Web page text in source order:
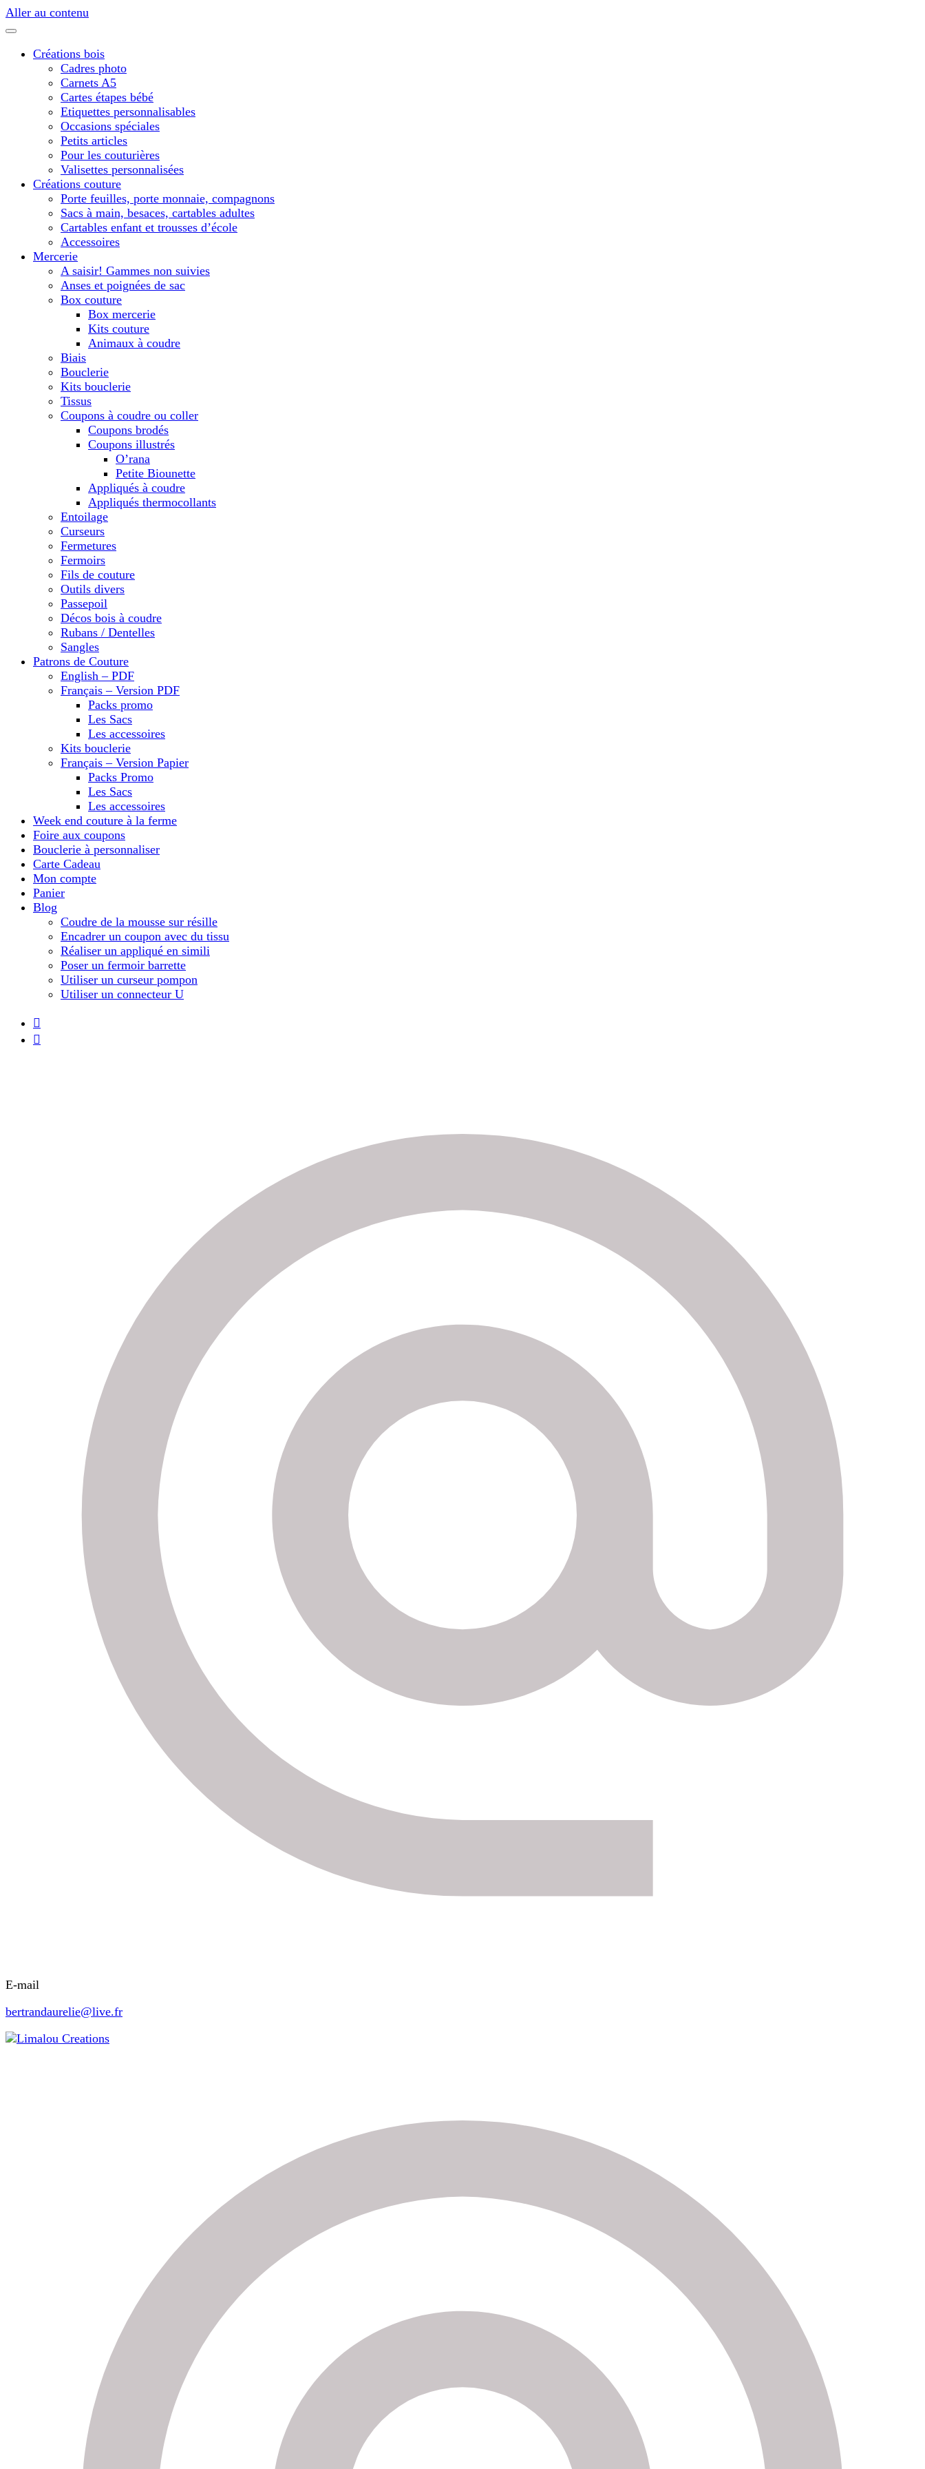
Aller au contenu
Créations bois
Cadres photo
Carnets A5
Cartes étapes bébé
Etiquettes personnalisables
Occasions spéciales
Petits articles
Pour les couturières
Valisettes personnalisées
Créations couture
Porte feuilles, porte monnaie, compagnons
Sacs à main, besaces, cartables adultes
Cartables enfant et trousses d’école
Accessoires
Mercerie
A saisir! Gammes non suivies
Anses et poignées de sac
Box couture
Box mercerie
Kits couture
Animaux à coudre
Biais
Bouclerie
Kits bouclerie
Tissus
Coupons à coudre ou coller
Coupons brodés
Coupons illustrés
O’rana
Petite Biounette
Appliqués à coudre
Appliqués thermocollants
Entoilage
Curseurs
Fermetures
Fermoirs
Fils de couture
Outils divers
Passepoil
Décos bois à coudre
Rubans / Dentelles
Sangles
Patrons de Couture
English – PDF
Français – Version PDF
Packs promo
Les Sacs
Les accessoires
Kits bouclerie
Français – Version Papier
Packs Promo
Les Sacs
Les accessoires
Week end couture à la ferme
Foire aux coupons
Bouclerie à personnaliser
Carte Cadeau
Mon compte
Panier
Blog
Coudre de la mousse sur résille
Encadrer un coupon avec du tissu
Réaliser un appliqué en simili
Poser un fermoir barrette
Utiliser un curseur pompon
Utiliser un connecteur U
E-mail
bertrandaurelie@live.fr